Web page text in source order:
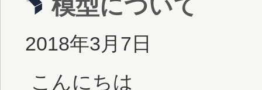
模型について
2018年3月7日
こんにちは